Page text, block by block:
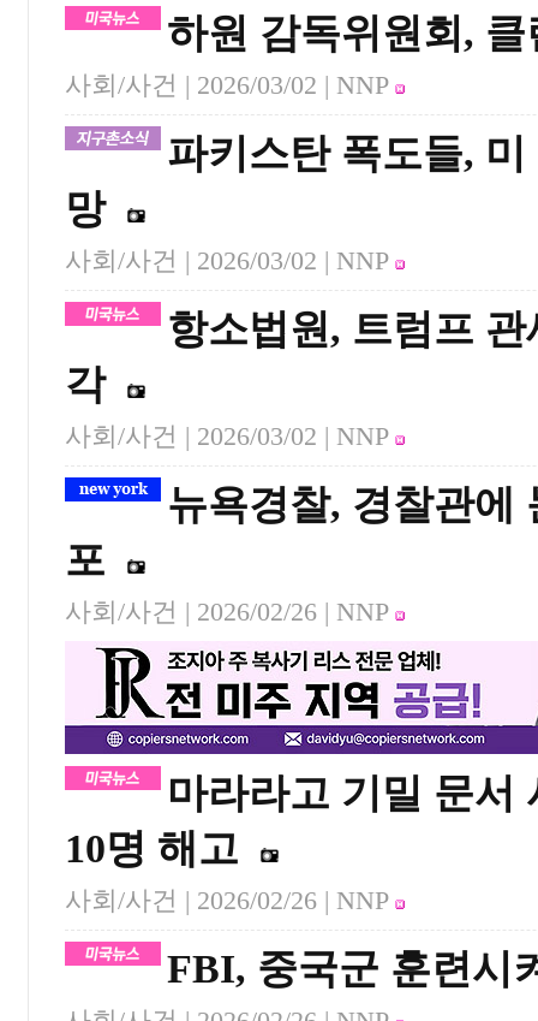
하원 감독위원회,
사회/사건 | 2026/03/02 | NNP
파키스탄 폭도들,
망
사회/사건 | 2026/03/02 | NNP
항소법원, 트럼프
각
사회/사건 | 2026/03/02 | NNP
뉴욕경찰, 경찰관에
포
사회/사건 | 2026/02/26 | NNP
마라라고 기밀 문서
10명 해고
사회/사건 | 2026/02/26 | NNP
FBI, 중국군 훈련시